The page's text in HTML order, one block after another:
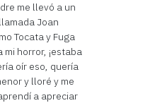
me llevó a un
Joan
Tocata y Fuga
horror, ¡estaba
oír eso, quería
y lloré y me
a apreciar